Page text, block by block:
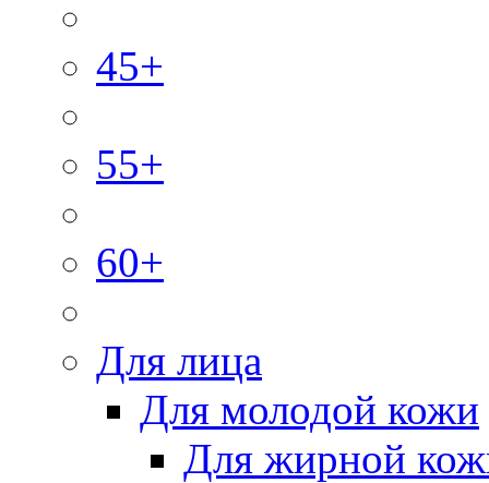
45+
55+
60+
Для лица
Для молодой кожи
Для жирной